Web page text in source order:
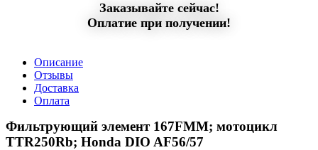
Заказывайте сейчас!
Оплатие при получении!
Описание
Отзывы
Доставка
Оплата
Фильтрующий элемент 167FMM; мотоцикл
TTR250Rb; Honda DIO AF56/57